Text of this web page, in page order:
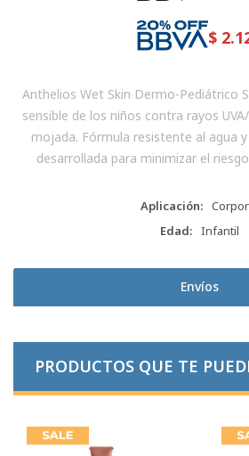
$
Anthelios Wet Skin Dermo-Pediátrico
sensible de los niños contra rayos
mojada. Fórmula resistente al agua
desarrollada para minimizar el
Aplicación
Edad
Infantil
Envíos
PRODUCTOS QUE TE